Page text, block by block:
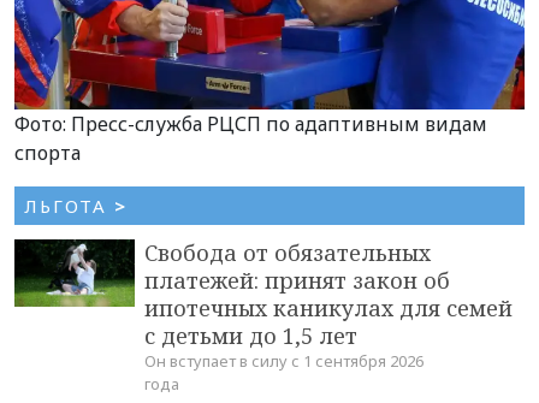
Фото: Пресс-служба РЦСП по адаптивным видам
спорта
ЛЬГОТА >
Свобода от обязательных
платежей: принят закон об
ипотечных каникулах для семей
с детьми до 1,5 лет
Он вступает в силу с 1 сентября 2026
года